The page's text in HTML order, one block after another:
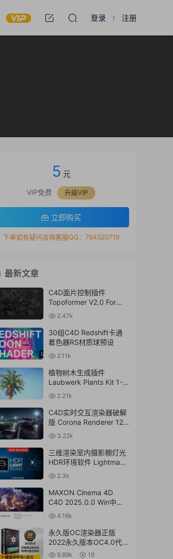
登录 注册
5 元
VIP免费 升级VIP
立即购买
下单如有疑问咨询客服QQ：794320719
最新文章
C4D面片控制插件
Topoformer V2.0 For
Cinema 4D R23 – 2024
Win/Mac
2.47k
30组C4D Redshift卡通
着色器RS材质球预设
2.11k
植物树木生成插件
Laubwerk Plants Kit 1-7
v1.0.50 For
C4D/MAX/Maya/Sketch
Up Win/Mac
2.21k
C4D实时交互渲染器破解
版 Corona Renderer 12.1
for Cinema 4D R17-
2024+离线材质预设库
3.22k
三维渲染室内摄影棚灯光
HDR环境软件 Lightmap
HDR Light Studio Xenon
V8.2.2.2024.0701 Win破
解版 + 接口插件
2.3k
MAXON Cinema 4D
C4D 2025.0.0 Win中文
版/英文版/破解版
4.16k
永久版OC渲染器正版
2022永久版本OC4.0代购
订阅注册C4D插件汉化双
9.89k 19